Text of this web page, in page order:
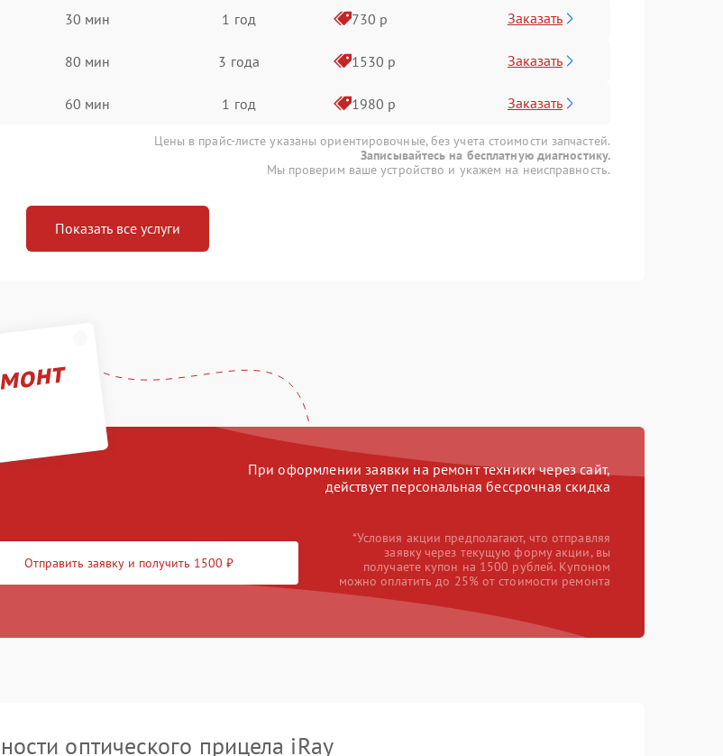
30 мин 1 год 730 р Заказать
80 мин 3 года 1530 р Заказать
60 мин 1 год 1980 р Заказать
Цены в прайс-листе указаны ориентировочные, без учета стоимости запчастей.
Записывайтесь на бесплатную диагностику.
Мы проверим ваше устройство и укажем на неисправность.
Показать все услуги
При оформлении заявки на ремонт техники через сайт,
действует персональная бессрочная скидка
Отправить заявку и получить 1500 ₽
*Условия акции предполагают, что отправляя
заявку через текущую форму акции, вы
получаете купон на 1500 рублей. Купоном
можно оплатить до 25% от стоимости ремонта
оптического прицела iRay